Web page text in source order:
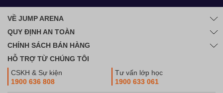
VỀ JUMP ARENA
QUY ĐỊNH AN TOÀN
CHÍNH SÁCH BÁN HÀNG
HỖ TRỢ TỪ CHÚNG TÔI
CSKH & Sự kiện
1900 636 808
Tư vấn lớp học
1900 633 061